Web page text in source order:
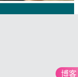
博客